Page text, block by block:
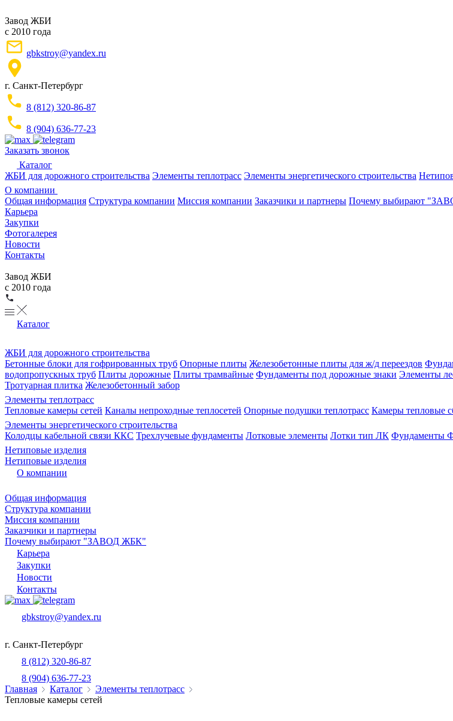
Завод ЖБИ
с 2010 года
gbkstroy@yandex.ru
г. Санкт-Петербург
8 (812) 320-86-87
8 (904) 636-77-23
Заказать звонок
Каталог
ЖБИ для дорожного строительства Элементы теплотрасс Элементы энергетического строительства
О компании
Общая информация Структура компании Миссия компании Заказчики и партнеры Почему выбирают
Карьера
Закупки
Фотогалерея
Новости
Контакты
Завод ЖБИ
с 2010 года
Каталог
ЖБИ для дорожного строительства
Бетонные блоки для гофрированных труб Опорные плиты Железобетонные плиты для ж/д переездов
водопропускных труб Плиты дорожные Плиты трамвайные Фундаменты под дорожные знаки Элементы
Тротуарная плитка Железобетонный забор
Элементы теплотрасс
Тепловые камеры сетей Каналы непроходные теплосетей Опорные подушки теплотрасс Камеры тепловые
Элементы энергетического строительства
Колодцы кабельной связи ККС Трехлучевые фундаменты Лотковые элементы Лотки тип ЛК Фундаменты
Нетиповые изделия
Нетиповые изделия
О компании
Общая информация
Структура компании
Миссия компании
Заказчики и партнеры
Почему выбирают "ЗАВОД ЖБК"
Карьера
Закупки
Новости
Контакты
gbkstroy@yandex.ru
г. Санкт-Петербург
8 (812) 320-86-87
8 (904) 636-77-23
Главная
Каталог
Элементы теплотрасс
Тепловые камеры сетей